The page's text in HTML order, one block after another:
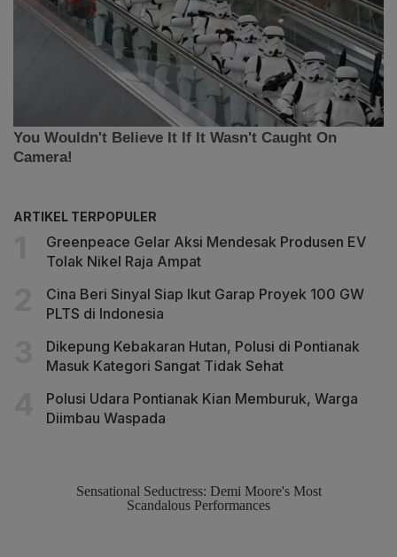
ARTIKEL TERPOPULER
Greenpeace Gelar Aksi Mendesak Produsen EV
Tolak Nikel Raja Ampat
Cina Beri Sinyal Siap Ikut Garap Proyek 100 GW
PLTS di Indonesia
Dikepung Kebakaran Hutan, Polusi di Pontianak
Masuk Kategori Sangat Tidak Sehat
Polusi Udara Pontianak Kian Memburuk, Warga
Diimbau Waspada